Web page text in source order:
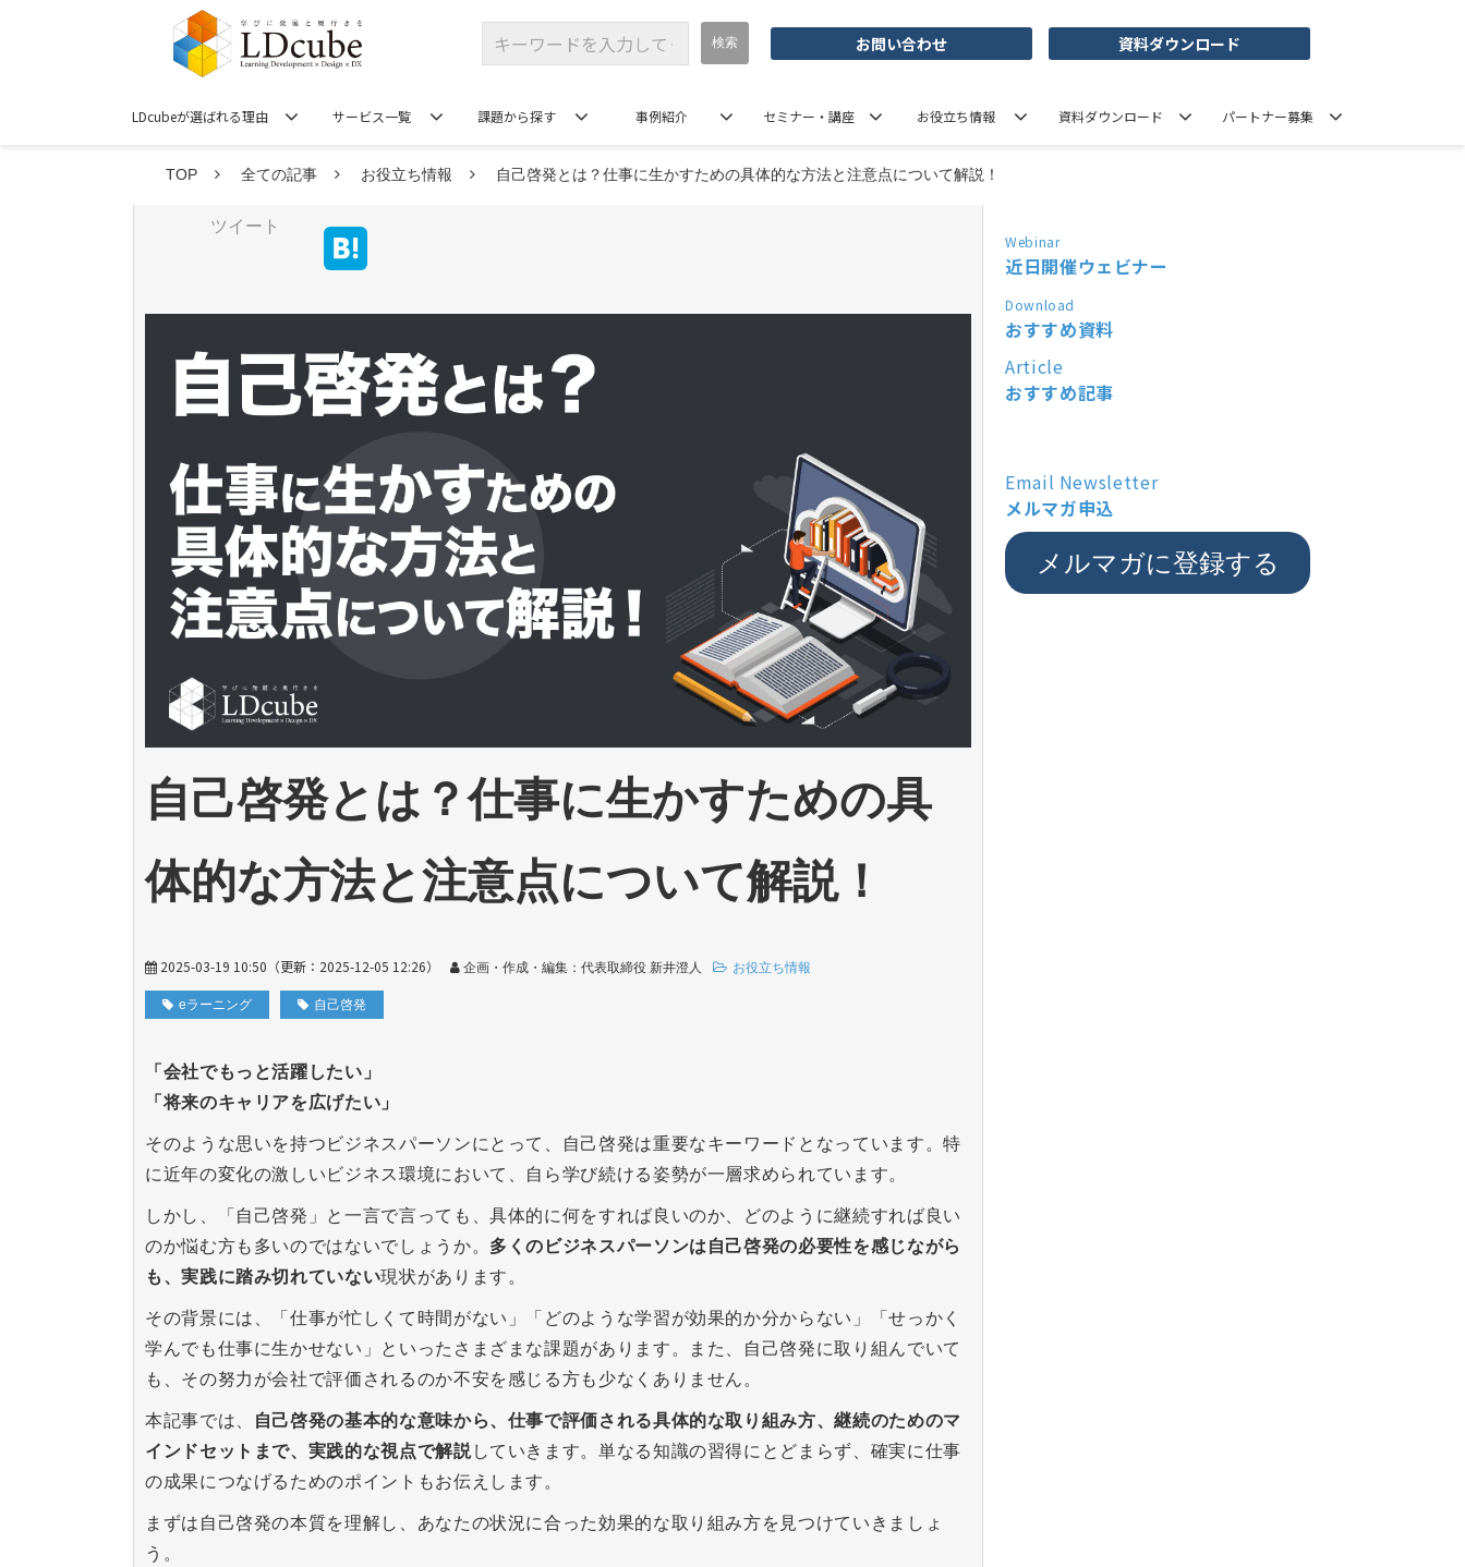
お問い合わせ 資料ダウンロード
LDcubeが選ばれる理由 サービス一覧 課題から探す 事例紹介 セミナー・講座 お役立ち情報 資料ダウンロード パートナー募集
TOP 全ての記事 お役立ち情報 自己啓発とは？仕事に生かすための具体的な方法と注意点について解説！
ツイート
自己啓発とは？仕事に生かすための具
体的な方法と注意点について解説！
2025-03-19 10:50 （更新： 2025-12-05 12:26） 企画・作成・編集：代表取締役 新井澄人 お役立ち情報
eラーニング 自己啓発
「会社でもっと活躍したい」
「将来のキャリアを広げたい」
そのような思いを持つビジネスパーソンにとって、自己啓発は重要なキーワードとなっています。特
に近年の変化の激しいビジネス環境において、自ら学び続ける姿勢が一層求められています。
しかし、「自己啓発」と一言で言っても、具体的に何をすれば良いのか、どのように継続すれば良い
のか悩む方も多いのではないでしょうか。 多くのビジネスパーソンは自己啓発の必要性を感じながら
も、実践に踏み切れていない現状があります。
その背景には、「仕事が忙しくて時間がない」「どのような学習が効果的か分からない」「せっかく
学んでも仕事に生かせない」といったさまざまな課題があります。また、自己啓発に取り組んでいて
も、その努力が会社で評価されるのか不安を感じる方も少なくありません。
本記事では、
自己啓発の基本的な意味から、仕事で評価される具体的な取り組み方、継続のためのマ
インドセットまで、実践的な視点で解説していきます。単なる知識の習得にとどまらず、確実に仕事
の成果につなげるためのポイントもお伝えします。
まずは自己啓発の本質を理解し、あなたの状況に合った効果的な取り組み方を見つけていきましょ
う。
Webinar
近日開催ウェビナー
Download
おすすめ資料
Article
おすすめ記事
Email Newsletter
メルマガ申込
メルマガに登録する